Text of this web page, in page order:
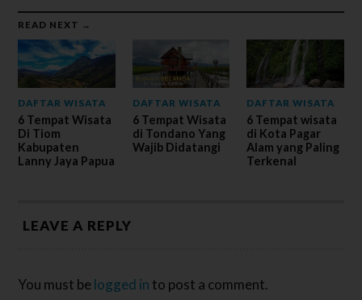
READ NEXT →
DAFTAR WISATA
6 Tempat Wisata
Di Tiom
Kabupaten
Lanny Jaya Papua
DAFTAR WISATA
6 Tempat Wisata
di Tondano Yang
Wajib Didatangi
DAFTAR WISATA
6 Tempat wisata
di Kota Pagar
Alam yang Paling
Terkenal
LEAVE A REPLY
You must be logged in to post a comment.